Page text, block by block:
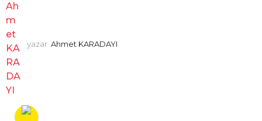
yazar Ahmet KARADAYI